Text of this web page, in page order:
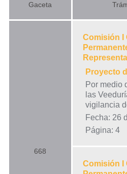
Gaceta
668
Comisión I
Proyecto
Por medio
las
vigilancia
Fecha: 26
Página: 4
Comisión I